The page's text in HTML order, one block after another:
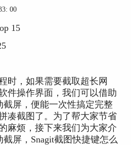
00
15
时，如果需要截取超长网
件操作界面，我们可以借助
截屏，便能一次性搞定完整
凑截图了。为了帮大家节省
麻烦，接下来我们为大家介
屏，Snagit截图快捷键怎么